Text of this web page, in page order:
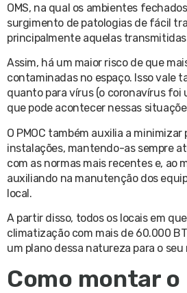
OMS, na qual os ambientes
surgimento de patologias de fácil
principalmente aquelas transmitidas
Assim, há um maior risco de que
contaminadas no espaço. Isso vale
quanto para vírus (o coronavírus foi
que pode acontecer nessas
O PMOC também auxilia a
instalações, mantendo-as sempre
com as normas mais recentes e, ao
auxiliando na manutenção dos
local.
A partir disso, todos os locais em
climatização com mais de 60.000
um plano dessa natureza para o seu
Como montar o